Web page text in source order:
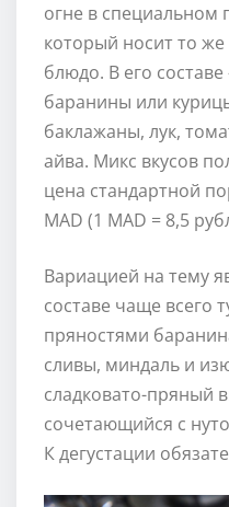
огне в
который носит то
блюдо. В его составе
баранины или
баклажаны, лук,
айва. Микс вкусов
цена стандартной
MAD (1 MAD = 8,5
Вариацией на тему
составе чаще всего
пряностями
сливы, миндаль и
сладковато-пряный
сочетающийся с
К дегустации